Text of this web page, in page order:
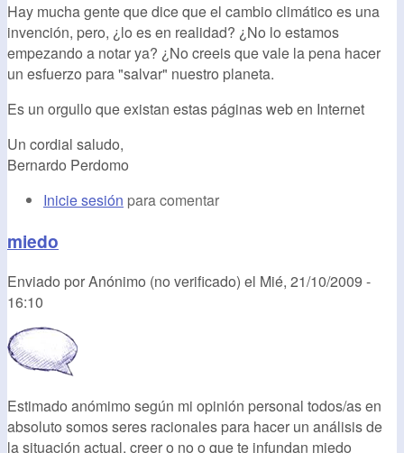
Hay mucha gente que dice que el cambio climático es una
invención, pero, ¿lo es en realidad? ¿No lo estamos
empezando a notar ya? ¿No creeis que vale la pena hacer
un esfuerzo para "salvar" nuestro planeta.
Es un orgullo que existan estas páginas web en Internet
Un cordial saludo,
Bernardo Perdomo
Inicie sesión para comentar
miedo
Enviado porAnónimo (no verificado) el Mié, 21/10/2009 -
16:10
Estimado anómimo según mi opinión personal todos/as en
absoluto somos seres racionales para hacer un análisis de
la situación actual, creer o no o que te infundan miedo